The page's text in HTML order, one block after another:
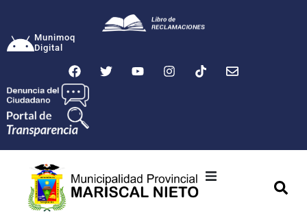
Munimoq
Digital